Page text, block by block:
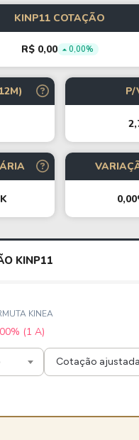
KINP11 COTAÇÃO
R$ 0,00 0,00%
P/
KINP11
KINEA
(1 A)
Cotação ajustada